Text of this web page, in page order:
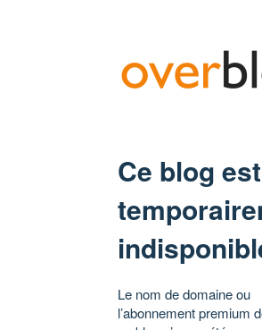
Ce blog est
Le nom de domaine ou
l’abonnement premium